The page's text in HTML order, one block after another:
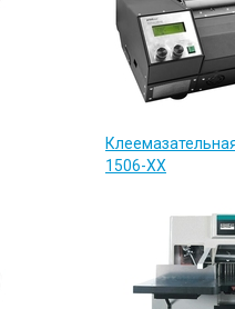
1506-XX